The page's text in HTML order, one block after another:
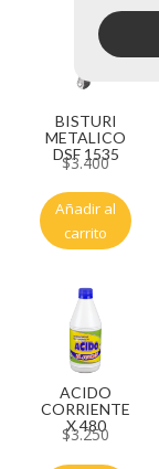
BISTURI
METALICO
DSF 1535
$3.400
Añadir al
carrito
ACIDO
CORRIENTE
X 480
$3.250